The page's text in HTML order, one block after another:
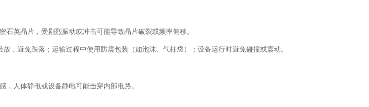
石英晶片，受剧烈振动或冲击可能导致晶片破裂或频率偏移。
放，避免跌落；运输过程中使用防震包装（如泡沫、气柱袋）；设备运行时避免碰撞或震动。
，人体静电或设备静电可能击穿内部电路。